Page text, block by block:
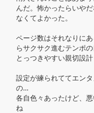
んだ。怖かったらいや
なくてよかった。
ページ数はそれなりに
らサクサク進むテンポ
とっつきやすい親切設計
設定が練られててエン
の…
各自色々あったけど、
ね